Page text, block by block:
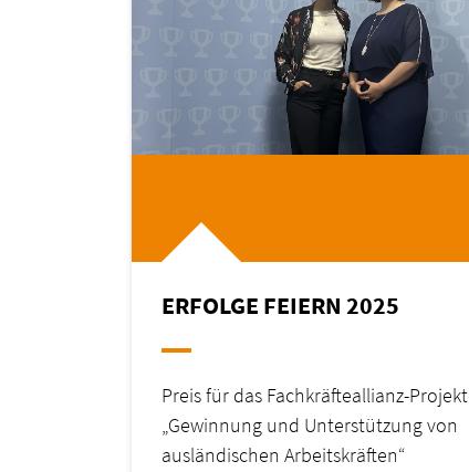
ERFOLGE FEIERN 2025
Preis für das Fachkräfteallianz-Projekt
„Gewinnung und Unterstützung von
ausländischen Arbeitskräften“